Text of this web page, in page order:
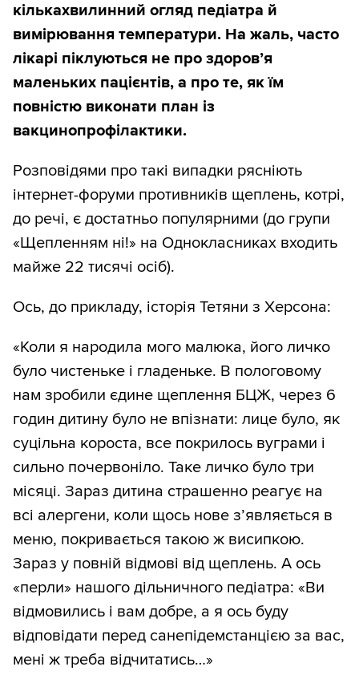
кількахвилинний огляд педіатра й
вимірювання температури. На жаль, часто
лікарі піклуються не про здоров’я
маленьких пацієнтів, а про те, як їм
повністю виконати план із
вакцинопрофілактики.
Розповідями про такі випадки рясніють
інтернет-форуми противників щеплень, котрі,
до речі, є достатньо популярними (до групи
«Щепленням ні!» на Однокласниках входить
майже 22 тисячі осіб).
Ось, до прикладу, історія Тетяни з Херсона:
«Коли я народила мого малюка, його личко
було чистеньке і гладеньке. В пологовому
нам зробили єдине щеплення БЦЖ, через 6
годин дитину було не впізнати: лице було, як
суцільна короста, все покрилось вуграми і
сильно почервоніло. Таке личко було три
місяці. Зараз дитина страшенно реагує на
всі алергени, коли щось нове з’являється в
меню, покривається такою ж висипкою.
Зараз у повній відмові від щеплень. А ось
«перли» нашого дільничного педіатра: «Ви
відмовились і вам добре, а я ось буду
відповідати перед санепідемстанцією за вас,
мені ж треба відчитатись…»